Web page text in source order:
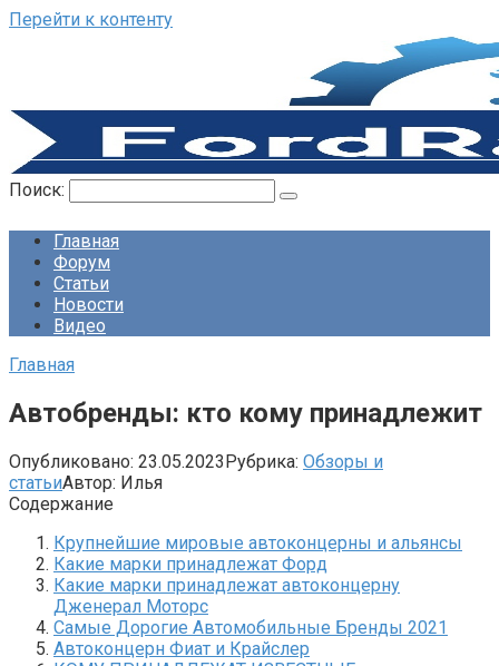
Перейти к контенту
Поиск:
Главная
Форум
Статьи
Новости
Видео
Главная
Автобренды: кто кому принадлежит
Опубликовано: 23.05.2023Рубрика: Обзоры и
статьиАвтор: Илья
Содержание
Крупнейшие мировые автоконцерны и альянсы
Какие марки принадлежат Форд
Какие марки принадлежат автоконцерну
Дженерал Моторс
Самые Дорогие Автомобильные Бренды 2021
Автоконцерн Фиат и Крайслер